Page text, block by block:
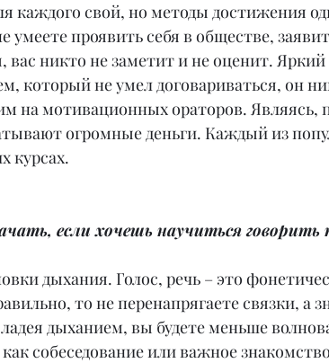
каждого свой, но методы достижения
умеете проявить себя в обществе,
никто не заметит и не оценит.
который не умел договариваться, он
на мотивационных ораторов. Являясь,
огромные деньги. Каждый из
курсах.
если хочешь научиться говорить
дыхания. Голос, речь – это
то не перенапрягаете связки, а
дыханием, вы будете меньше
собеседование или важное